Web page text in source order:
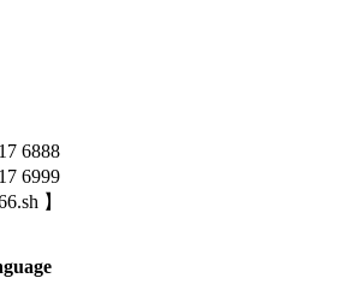
6888
6999
】